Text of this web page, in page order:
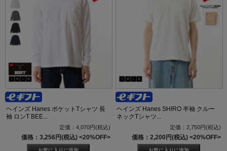
ヘインズ Hanes ポケットTシャツ 長
袖 ロンT BEE...
定価：4,070円(税込)
価格：3,256円(税込) <20%OFF>
ヘインズ Hanes SHIRO 半袖 クルー
ネックTシャツ...
定価：2,750円(税込)
価格：2,200円(税込) <20%OFF>